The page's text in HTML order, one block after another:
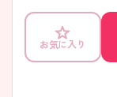
の方には詳細の情報
い合わせくださいませ
お気に入り